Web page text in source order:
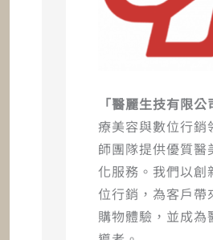
「醫麗生技有限公
療美容與數位行銷
師團隊提供優質醫
化服務。我們以創
位行銷，為客戶帶
購物體驗，並成為